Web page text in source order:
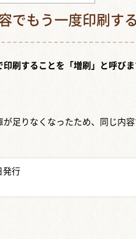
でもう一度印刷す
刷することを「増刷」と呼びま
足りなくなったため、同じ内
行